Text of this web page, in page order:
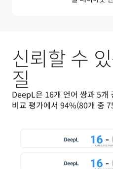
신뢰할 수
질
DeepL은 16개 언어 쌍과 5개
비교 평가에서 94%(80개 중